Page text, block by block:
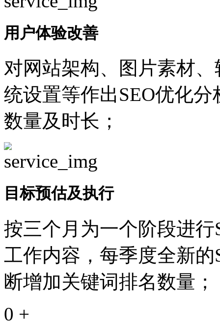
用户体验改善
对网站架构、图片素材
统设置等作出SEO优化
数量及时长；
目标预估及执行
按三个月为一个阶段进
工作内容，每季度全新
断增加关键词排名数量；
0 +